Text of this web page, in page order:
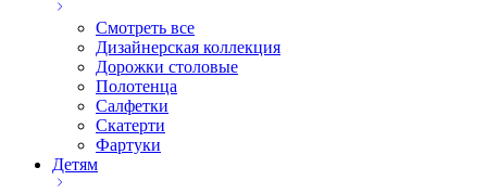
Смотреть все
Дизайнерская коллекция
Дорожки столовые
Полотенца
Салфетки
Скатерти
Фартуки
Детям